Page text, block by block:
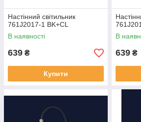
Настінний світильник
761J2017-1 BK+CL
В наявності
639 ₴
Купити
В
639 ₴